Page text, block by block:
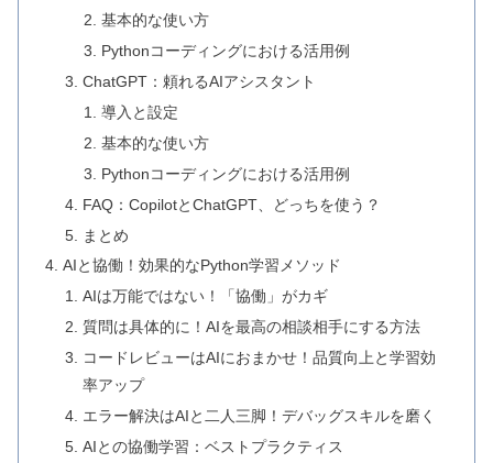
基本的な使い方
Pythonコーディングにおける活用例
ChatGPT：頼れるAIアシスタント
導入と設定
基本的な使い方
Pythonコーディングにおける活用例
FAQ：CopilotとChatGPT、どっちを使う？
まとめ
AIと協働！効果的なPython学習メソッド
AIは万能ではない！「協働」がカギ
質問は具体的に！AIを最高の相談相手にする方法
コードレビューはAIにおまかせ！品質向上と学習効
率アップ
エラー解決はAIと二人三脚！デバッグスキルを磨く
AIとの協働学習：ベストプラクティス